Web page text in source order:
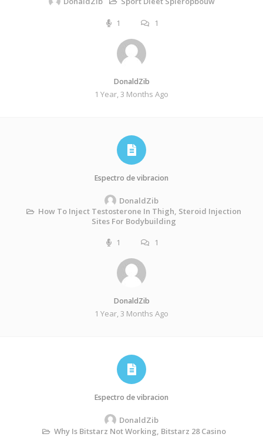
1 1
DonaldZib
1 Year, 3 Months Ago
Espectro de vibracion
DonaldZib
How To Inject Testosterone In Thigh, Steroid Injection
Sites For Bodybuilding
1
1
DonaldZib
1 Year, 3 Months Ago
Espectro de vibracion
DonaldZib
Why Is Bitstarz Not Working, Bitstarz 28 Casino